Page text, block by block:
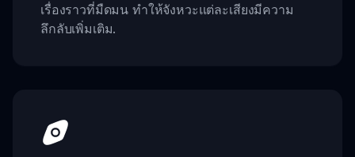
เรื่องราวที่มืดมน ทำให้จังหวะแต่ละเสียงมีความ
ลึกลับเพิ่มเติม.